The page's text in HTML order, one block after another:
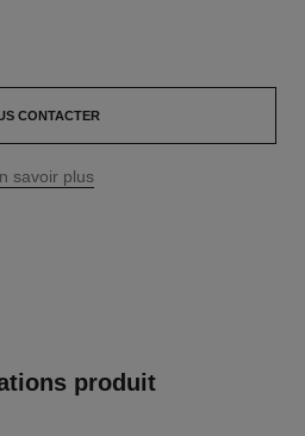
CONTACTER
savoir plus
produit